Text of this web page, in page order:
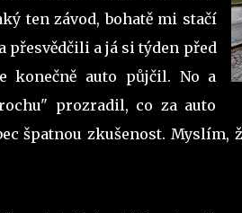
ten závod, bohatě mi stačí
přesvědčili a já si týden před
konečně auto půjčil. No a
prozradil, co za auto
špatnou zkušenost. Myslím,